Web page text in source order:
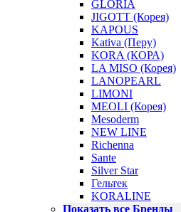
GLORIA
JIGOTT (Корея)
KAPOUS
Kativa (Перу)
KORA (КОРА)
LA MISO (Корея)
LANOPEARL
LIMONI
MEOLI (Корея)
Mesoderm
NEW LINE
Richenna
Sante
Silver Star
Гельтек
KORALINE
Показать все Бренды